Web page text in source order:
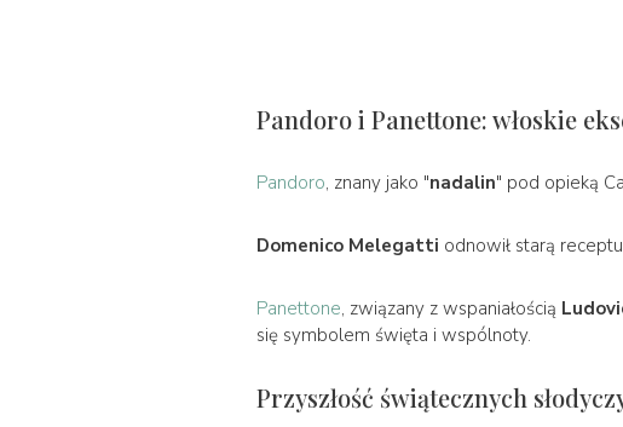
Pandoro i Panettone: włoskie
Pandoro, znany jako "nadalin" pod opieką
Domenico Melegatti odnowił starą
Panettone, związany z wspaniałością
się symbolem święta i wspólnoty.
Przyszłość świątecznych